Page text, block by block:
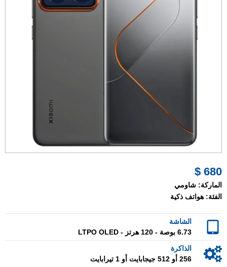
680 $
الماركة: شاومي
الفئة: هواتف ذكية
الشاشة
6.73 بوصة - 120 هرتز - LTPO OLED
الذاكرة
256 أو 512 جيجابايت أو 1 تيرابايت